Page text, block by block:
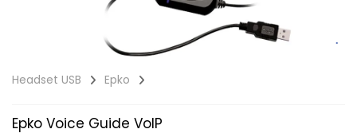
Headset USB Epko
Epko Voice Guide VoIP